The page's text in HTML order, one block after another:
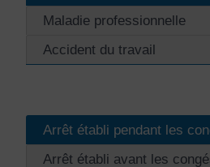
Maladie professionnelle
Accident du travail
Arrêt établi pendant les
Arrêt établi avant les